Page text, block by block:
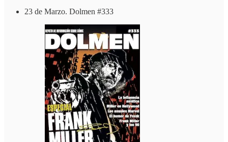
23 de Marzo. Dolmen #333